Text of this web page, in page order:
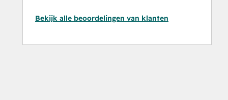
Bekijk alle beoordelingen van klanten